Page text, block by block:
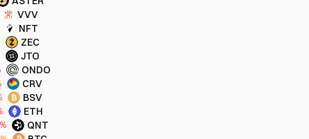
VVV
NFT
ZEC
JTO
ONDO
CRV
BSV
ETH
QNT